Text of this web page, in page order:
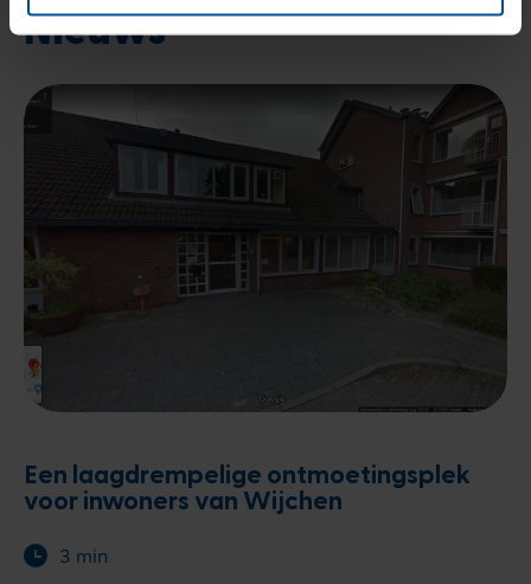
Nieuws
Een laagdrempelige ontmoetingsplek
voor inwoners van Wijchen
3 min